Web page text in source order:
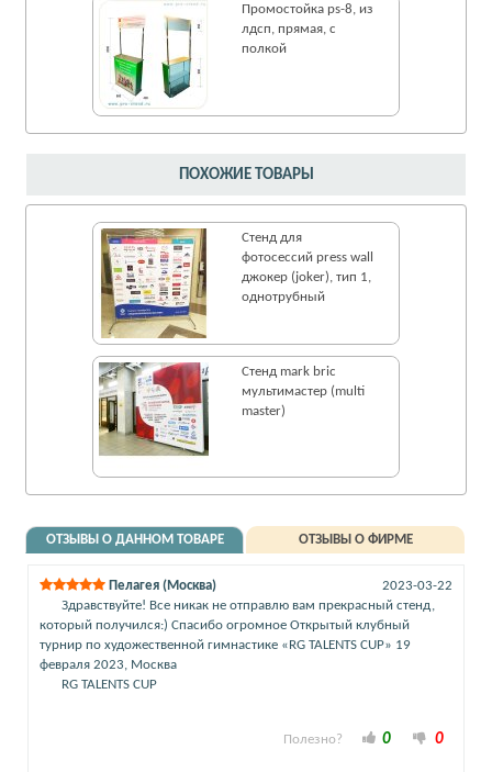
ПОХОЖИЕ ТОВАРЫ
Стенд для
фотосессий press wall
джокер (joker), тип 1,
однотрубный
Стенд mark bric
мультимастер (multi
master)
Промостойка ps-8, из
лдсп, прямая, с
полкой
ОТЗЫВЫ О ДАННОМ ТОВАРЕ ОТЗЫВЫ О ФИРМЕ
Пелагея (Москва)
2023-03-22
Здравствуйте! Все никак не отправлю вам прекрасный стенд,
который получился:) Спасибо огромное Открытый клубный
турнир по художественной гимнастике «RG TALENTS CUP» 19
февраля 2023, Москва
RG TALENTS CUP
Полезно? 0 0